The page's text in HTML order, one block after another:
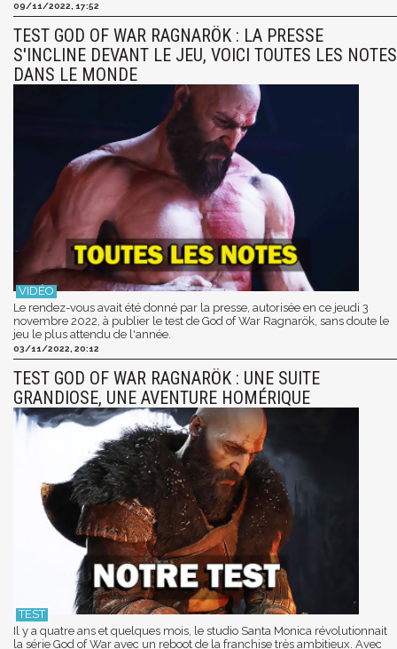
09/11/2022, 17:52
TEST GOD OF WAR RAGNARÖK : LA PRESSE
S'INCLINE DEVANT LE JEU, VOICI TOUTES LES NOTES
DANS LE MONDE
Le rendez-vous avait été donné par la presse, autorisée en ce jeudi 3
novembre 2022, à publier le test de God of War Ragnarök, sans doute le
jeu le plus attendu de l'année.
03/11/2022, 20:12
TEST GOD OF WAR RAGNARÖK : UNE SUITE
GRANDIOSE, UNE AVENTURE HOMÉRIQUE
Il y a quatre ans et quelques mois, le studio Santa Monica révolutionnait
la série God of War avec un reboot de la franchise très ambitieux. Avec